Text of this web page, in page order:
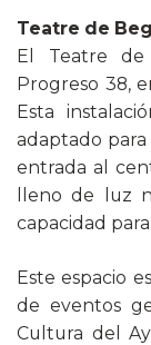
Teatre de
El Teatre
Progreso 38,
Esta
adaptado
entrada al
lleno de luz
capacidad para
Este espacio
de eventos
Cultura del